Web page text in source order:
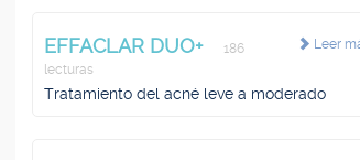
Leer
EFFACLAR DUO+
186
lecturas
Tratamiento del acné leve a moderado